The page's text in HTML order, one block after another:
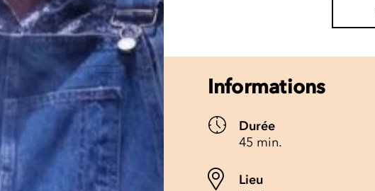
Informations
Durée
45 min.
Lieu